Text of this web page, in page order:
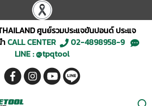
ศูนย์รวมประแจขันปอนด์ ประแจ
CALL CENTER
02-4898958-9
LINE : @tpqtool